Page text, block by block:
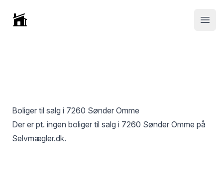
Selvmægler
Boliger til salg i 7260 Sønder Omme
Der er pt. ingen boliger til salg i 7260 Sønder Omme på
Selvmægler.dk.